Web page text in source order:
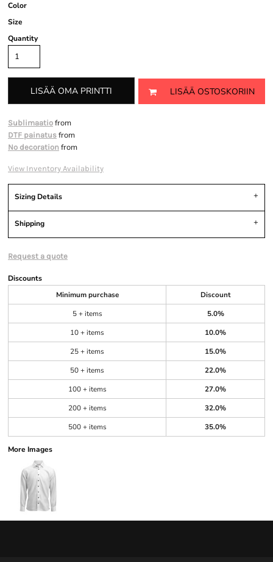
Color
Size
Quantity
LISÄÄ OMA PRINTTI LISÄÄ OSTOSKORIIN
Sublimaatio from
DTF painatus from
No decoration from
View Inventory Availability
Sizing Details
Shipping
Request a quote
Discounts
Minimum purchase
Discount
5 + items
5.0%
10 + items
10.0%
25 + items
15.0%
50 + items
22.0%
100 + items
27.0%
200 + items
32.0%
500 + items
35.0%
More Images